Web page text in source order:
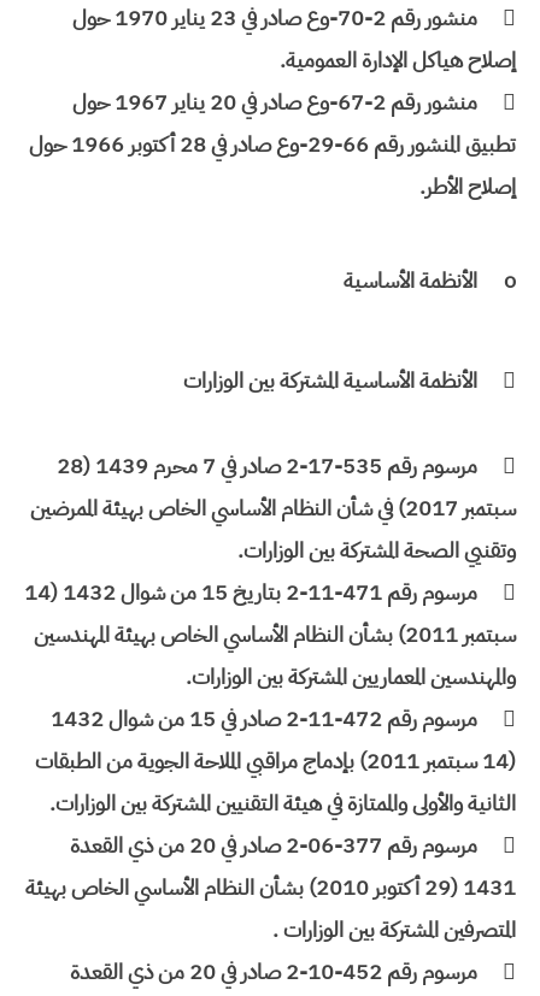

منشور رقم 2-70-وع صادر في 23 يناير 1970 حول
إصلاح هياكل الإدارة العمومية.

منشور رقم 2-67-وع صادر في 20 يناير 1967 حول
تطبيق المنشور رقم 66-29-وع صادر في 28 أكتوبر 1966 حول
إصلاح الأطر.
o الأنظمة الأساسية
 الأنظمة الأساسية المشتركة بين الوزارات

مرسوم رقم 535-17-2 صادر في 7 محرم 1439 (28
سبتمبر 2017) في شأن النظام الأساسي الخاص بهيئة الممرضين
وتقنيي الصحة المشتركة بين الوزارات.

مرسوم رقم 471-11-2 بتاريخ 15 من شوال 1432 (14
سبتمبر 2011) بشأن النظام الأساسي الخاص بهيئة المهندسين
والمهندسين المعماريين المشتركة بين الوزارات.

مرسوم رقم 472-11-2 صادر في 15 من شوال 1432
(14 سبتمبر 2011) بإدماج مراقبي الملاحة الجوية من الطبقات
الثانية والأولى والممتازة في هيئة التقنيين المشتركة بين الوزارات.

مرسوم رقم 377-06-2 صادر في 20 من ذي القعدة
1431 (29 أكتوبر 2010) بشأن النظام الأساسي الخاص بهيئة
المتصرفين المشتركة بين الوزارات .

مرسوم رقم 452-10-2 صادر في 20 من ذي القعدة